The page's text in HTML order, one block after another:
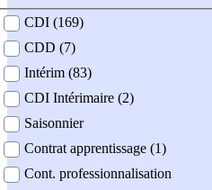
contrat
CDI (169)
CDD (7)
Intérim (83)
CDI Intérimaire (2)
Saisonnier
Contrat apprentissage (1)
Cont. professionnalisation